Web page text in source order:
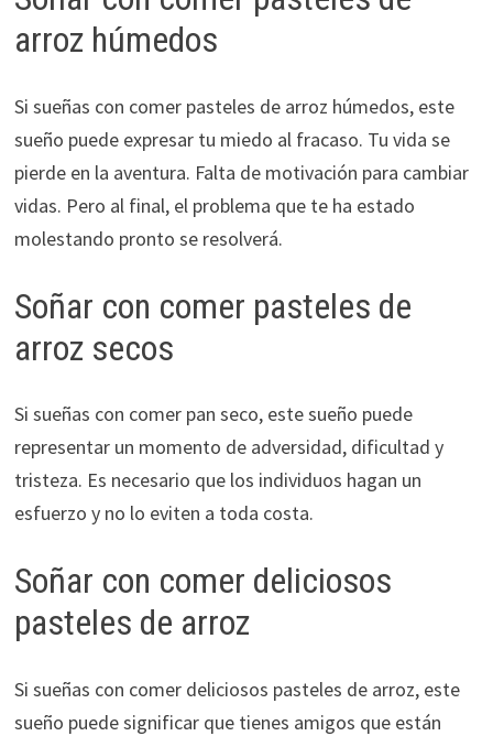
arroz húmedos
Si sueñas con comer pasteles de arroz húmedos, este
sueño puede expresar tu miedo al fracaso. Tu vida se
pierde en la aventura. Falta de motivación para cambiar
vidas. Pero al final, el problema que te ha estado
molestando pronto se resolverá.
Soñar con comer pasteles de
arroz secos
Si sueñas con comer pan seco, este sueño puede
representar un momento de adversidad, dificultad y
tristeza. Es necesario que los individuos hagan un
esfuerzo y no lo eviten a toda costa.
Soñar con comer deliciosos
pasteles de arroz
Si sueñas con comer deliciosos pasteles de arroz, este
sueño puede significar que tienes amigos que están